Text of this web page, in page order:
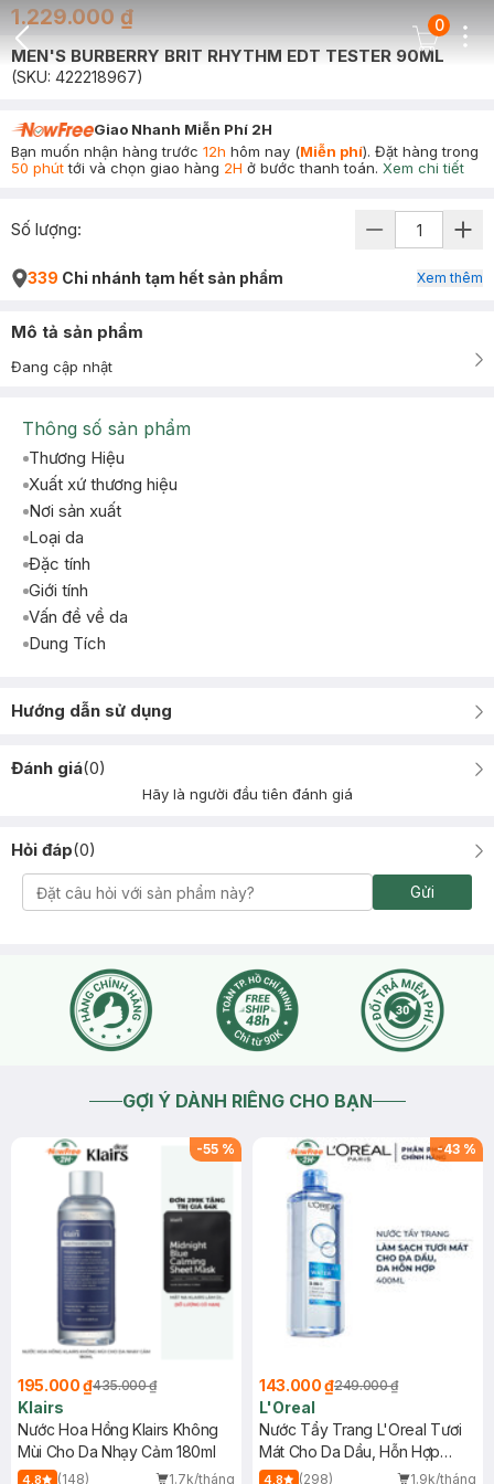
Back Icon
Cart Icon
0
1.229.000 ₫
MEN'S BURBERRY BRIT RHYTHM EDT TESTER 90ML
(SKU: 422218967)
Giao Nhanh Miễn Phí 2H
Bạn muốn nhận hàng trước 12h hôm nay (Miễn phí). Đặt hàng trong
50 phúttới và chọn giao hàng 2H ở bước thanh toán. Xem chi tiết
Số lượng:
339 Chi nhánh tạm hết sản phẩm Xem thêm
Mô tả sản phẩm
Đang cập nhật
Thông số sản phẩm
Thương Hiệu
Xuất xứ thương hiệu
Nơi sản xuất
Loại da
Đặc tính
Giới tính
Vấn đề về da
Dung Tích
Hướng dẫn sử dụng
Đánh giá(0)
Hãy là người đầu tiên đánh giá
Hỏi đáp(0)
Gửi
GỢI Ý DÀNH RIÊNG CHO BẠN
-55 %
195.000 ₫435.000 ₫
Klairs
Nước Hoa Hồng Klairs Không
Mùi Cho Da Nhạy Cảm 180ml
4.8 (148)
1.7k/tháng
-43 %
143.000 ₫249.000 ₫
L'Oreal
Nước Tẩy Trang L'Oreal Tươi
Mát Cho Da Dầu, Hỗn Hợp
400ml
4.8 (298)
1.9k/tháng